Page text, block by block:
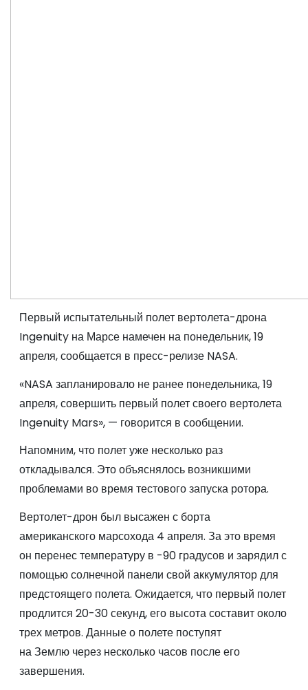
Первый испытательный полет вертолета-дрона
Ingenuity на Марсе намечен на понедельник, 19
апреля, сообщается в пресс-релизе NASA.
«NASA запланировало не ранее понедельника, 19
апреля, совершить первый полет своего вертолета
Ingenuity Mars», — говорится в сообщении.
Напомним, что полет уже несколько раз
откладывался. Это объяснялось возникшими
проблемами во время тестового запуска ротора.
Вертолет-дрон был высажен с борта
американского марсохода 4 апреля. За это время
он перенес температуру в -90 градусов и зарядил с
помощью солнечной панели свой аккумулятор для
предстоящего полета. Ожидается, что первый полет
продлится 20-30 секунд, его высота составит около
трех метров. Данные о полете поступят
на Землю через несколько часов после его
завершения.